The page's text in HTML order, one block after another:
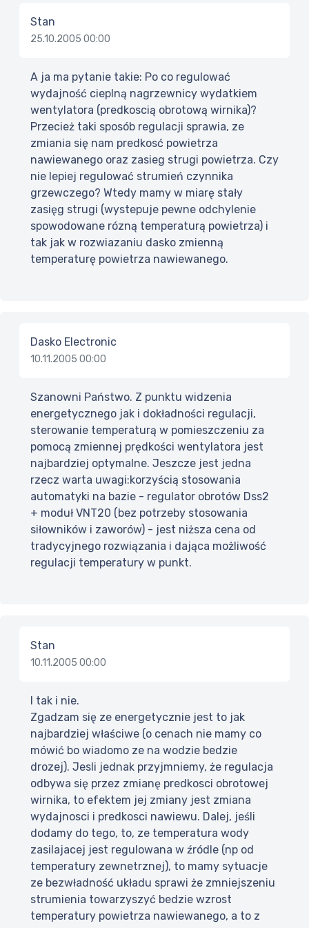
Stan
25.10.2005 00:00
A ja ma pytanie takie: Po co regulować
wydajność cieplną nagrzewnicy wydatkiem
wentylatora (predkoscią obrotową wirnika)?
Przecież taki sposób regulacji sprawia, ze
zmiania się nam predkosć powietrza
nawiewanego oraz zasieg strugi powietrza. Czy
nie lepiej regulować strumień czynnika
grzewczego? Wtedy mamy w miarę stały
zasięg strugi (wystepuje pewne odchylenie
spowodowane rózną temperaturą powietrza) i
tak jak w rozwiazaniu dasko zmienną
temperaturę powietrza nawiewanego.
Dasko Electronic
10.11.2005 00:00
Szanowni Państwo. Z punktu widzenia
energetycznego jak i dokładności regulacji,
sterowanie temperaturą w pomieszczeniu za
pomocą zmiennej prędkości wentylatora jest
najbardziej optymalne. Jeszcze jest jedna
rzecz warta uwagi:korzyścią stosowania
automatyki na bazie - regulator obrotów Dss2
+ moduł VNT20 (bez potrzeby stosowania
siłowników i zaworów) - jest niższa cena od
tradycyjnego rozwiązania i dająca możliwość
regulacji temperatury w punkt.
Stan
10.11.2005 00:00
I tak i nie.
Zgadzam się ze energetycznie jest to jak
najbardziej właściwe (o cenach nie mamy co
mówić bo wiadomo ze na wodzie bedzie
drozej). Jesli jednak przyjmniemy, że regulacja
odbywa się przez zmianę predkosci obrotowej
wirnika, to efektem jej zmiany jest zmiana
wydajnosci i predkosci nawiewu. Dalej, jeśli
dodamy do tego, to, ze temperatura wody
zasilajacej jest regulowana w źródle (np od
temperatury zewnetrznej), to mamy sytuacje
ze bezwładność układu sprawi że zmniejszeniu
strumienia towarzyszyć bedzie wzrost
temperatury powietrza nawiewanego, a to z